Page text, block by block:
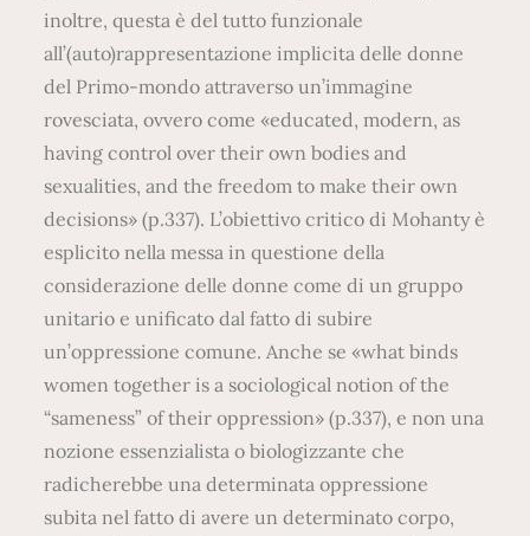
inoltre, questa è del tutto funzionale
all’(auto)rappresentazione implicita delle donne
del Primo-mondo attraverso un’immagine
rovesciata, ovvero come «educated, modern, as
having control over their own bodies and
sexualities, and the freedom to make their own
decisions» (p.337). L’obiettivo critico di Mohanty è
esplicito nella messa in questione della
considerazione delle donne come di un gruppo
unitario e unificato dal fatto di subire
un’oppressione comune. Anche se «what binds
women together is a sociological notion of the
“sameness” of their oppression» (p.337), e non una
nozione essenzialista o biologizzante che
radicherebbe una determinata oppressione
subita nel fatto di avere un determinato corpo,